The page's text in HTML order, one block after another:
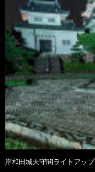
岸和田城天守閣ライトアップ